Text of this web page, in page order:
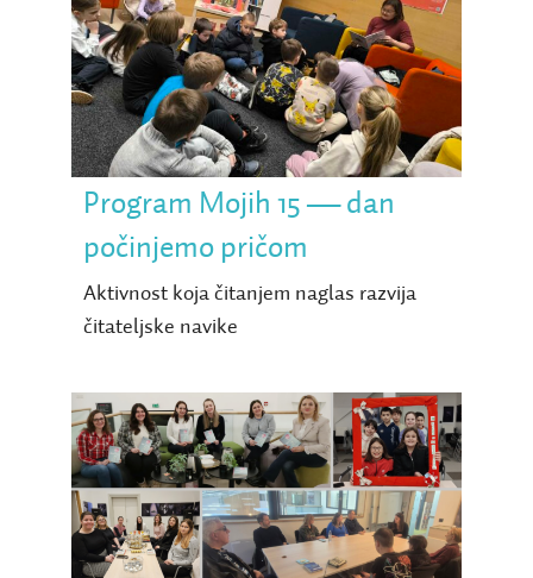
Program Mojih 15 — dan
počinjemo pričom
Program Mojih 15 — dan
počinjemo pričom
Aktivnost koja čitanjem naglas razvija
čitateljske navike
Čitateljska ekspanzija —
pet postojećih klubova